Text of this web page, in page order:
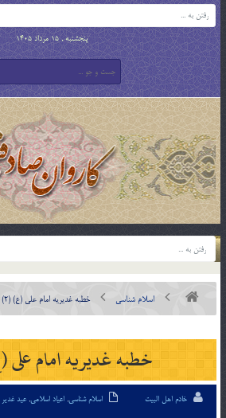
پنجشنبه , 15 مرداد 1405
اسلام شناسی خطبه غديريه امام على (ع) (2)
خطبه غديريه امام على
خادم اهل البیت اسلام شناسی, اعیاد اسلامی,عید